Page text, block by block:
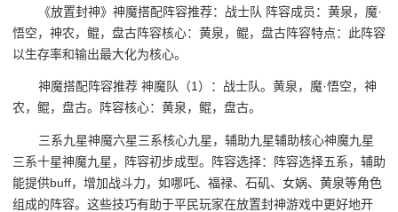
《放置封神》神魔搭配阵容推荐：战士队 阵容成员：黄泉，魔·
悟空，神农，鲲，盘古阵容核心：黄泉，鲲，盘古阵容特点：此阵容
以生存率和输出最大化为核心。
神魔搭配阵容推荐 神魔队（1）：战士队。黄泉，魔·悟空，神
农，鲲，盘古。阵容核心：黄泉，鲲，盘古。
三系九星神魔六星三系核心九星，辅助九星辅助核心神魔九星
三系十星神魔九星，阵容初步成型。阵容选择：阵容选择五系，辅助
能提供buff，增加战斗力，如哪吒、福禄、石矶、女娲、黄泉等角色
组成的阵容。这些技巧有助于平民玩家在放置封神游戏中更好地开